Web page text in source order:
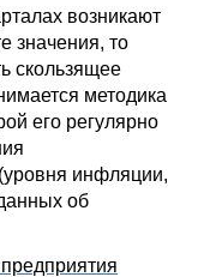
возникают
значения, то
скользящее
методика
его регулярно
инфляции,
об